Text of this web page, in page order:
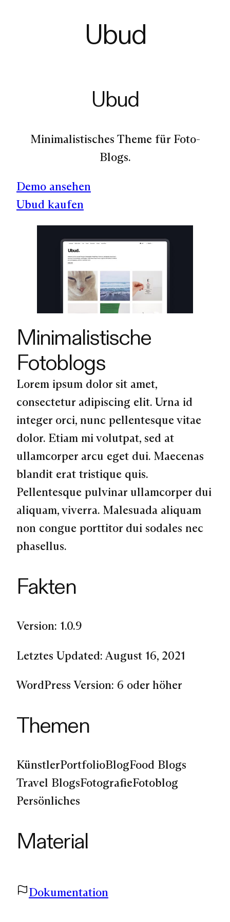
Ubud
Ubud
Minimalistisches Theme für Foto-
Blogs.
Demo ansehen
Ubud kaufen
Minimalistische
Fotoblogs
Lorem ipsum dolor sit amet,
consectetur adipiscing elit. Urna id
integer orci, nunc pellentesque vitae
dolor. Etiam mi volutpat, sed at
ullamcorper arcu eget dui. Maecenas
blandit erat tristique quis.
Pellentesque pulvinar ullamcorper dui
aliquam, viverra. Malesuada aliquam
non congue porttitor dui sodales nec
phasellus.
Fakten
Version: 1.0.9
Letztes Updated: August 16, 2021
WordPress Version: 6 oder höher
Themen
KünstlerPortfolioBlogFood Blogs
Travel BlogsFotografieFotoblog
Persönliches
Material
Dokumentation